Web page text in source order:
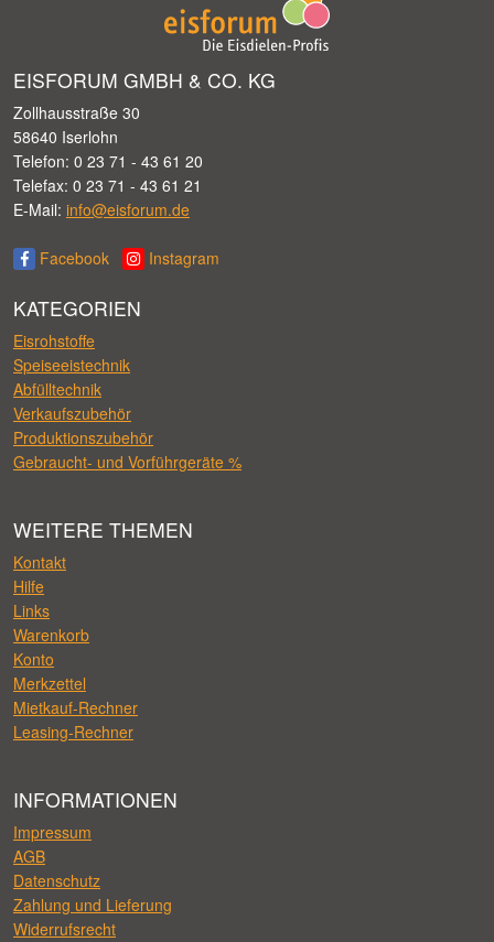
EISFORUM GMBH & CO. KG
Zollhausstraße 30
58640 Iserlohn
Telefon: 0 23 71 - 43 61 20
Telefax: 0 23 71 - 43 61 21
E-Mail: info@eisforum.de
Facebook Instagram
KATEGORIEN
Eisrohstoffe
Speiseeistechnik
Abfülltechnik
Verkaufszubehör
Produktionszubehör
Gebraucht- und Vorführgeräte %
WEITERE THEMEN
Kontakt
Hilfe
Links
Warenkorb
Konto
Merkzettel
Mietkauf-Rechner
Leasing-Rechner
INFORMATIONEN
Impressum
AGB
Datenschutz
Zahlung und Lieferung
Widerrufsrecht